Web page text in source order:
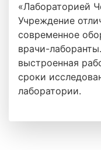
«Лабораторией
Учреждение
современное
врачи-
выстроенная
сроки
лаборатории.